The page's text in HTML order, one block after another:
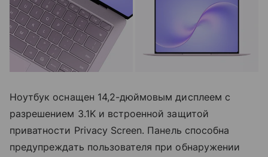
Ноутбук оснащен 14,2-дюймовым дисплеем с
разрешением 3.1K и встроенной защитой
приватности Privacy Screen. Панель способна
предупреждать пользователя при обнаружении